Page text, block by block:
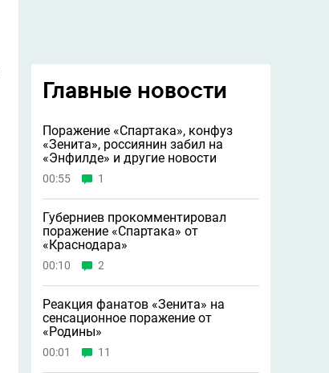
Главные новости
Поражение «Спартака», конфуз
«Зенита», россиянин забил на
«Энфилде» и другие новости
00:55 1
Губерниев прокомментировал
поражение «Спартака» от
«Краснодара»
00:10 2
Реакция фанатов «Зенита» на
сенсационное поражение от
«Родины»
00:01 11